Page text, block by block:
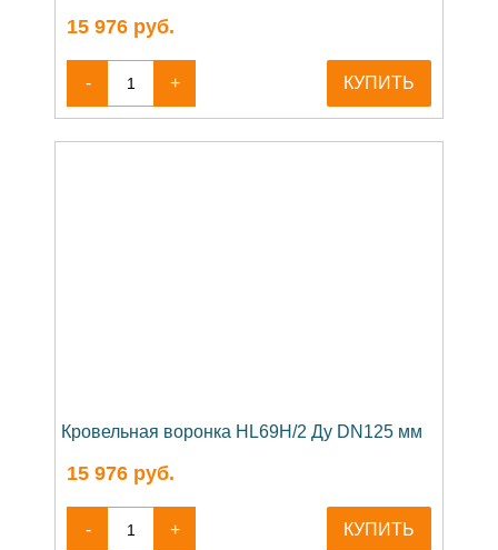
15 976 руб.
- + КУПИТЬ
Кровельная воронка HL69H/2 Ду DN125 мм
15 976 руб.
- + КУПИТЬ